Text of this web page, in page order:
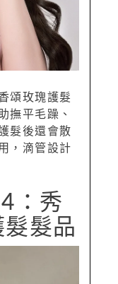
頌玫瑰護髮
撫平毛躁、
髮後還會散
，滴管設計
：秀
髮品